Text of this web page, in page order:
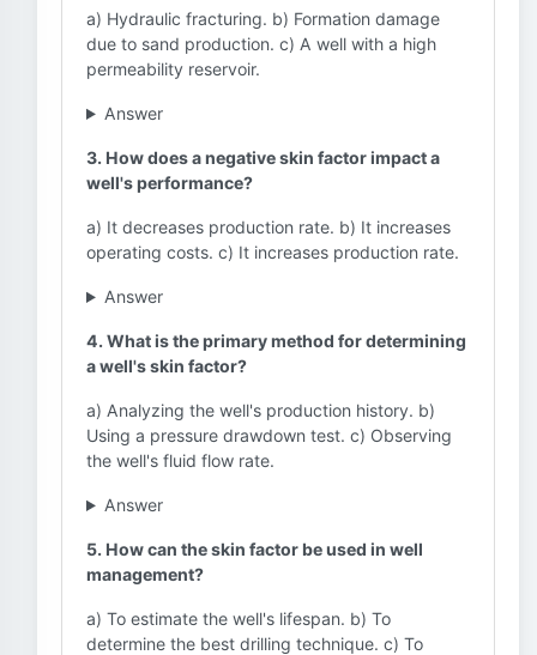
a) Hydraulic fracturing. b) Formation damage
due to sand production. c) A well with a high
permeability reservoir.
Answer
3. How does a negative skin factor impact a
well's performance?
a) It decreases production rate. b) It increases
operating costs. c) It increases production rate.
Answer
4. What is the primary method for determining
a well's skin factor?
a) Analyzing the well's production history. b)
Using a pressure drawdown test. c) Observing
the well's fluid flow rate.
Answer
5. How can the skin factor be used in well
management?
a) To estimate the well's lifespan. b) To
determine the best drilling technique. c) To